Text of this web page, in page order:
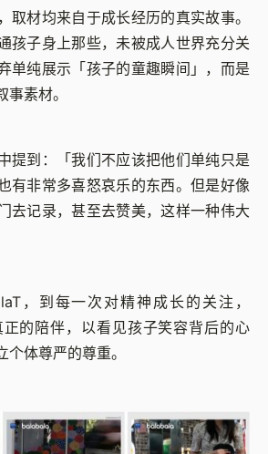
取材均来自于成长经历的真实故事。
孩子身上那些，未被成人世界充分关
单纯展示「孩子的童趣瞬间」，而是
素材。
提到：「我们不应该把他们单纯只是
有非常多喜怒哀乐的东西。但是好像
去记录，甚至去赞美，这样一种伟大
，到每一次对精神成长的关注，
的陪伴，以看见孩子笑容背后的心
体尊严的尊重。